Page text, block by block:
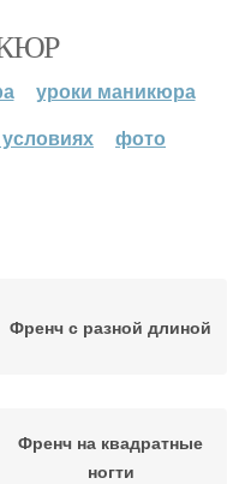
уроки маникюра
фото
Френч с разной длиной
Френч на квадратные
ногти